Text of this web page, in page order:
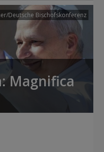
Deutsche Bischofskonferenz
Magnifica